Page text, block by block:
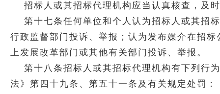
招标人或其招标代理机构应当认真核查，及
第十七条任何单位和个人认为招标人或其招
行政监督部门投诉、举报；认为发布媒介在招
上发展改革部门或其他有关部门投诉、举报。
第十八条招标人或其招标代理机构有下列行
法》第四十九条、第五十一条及有关规定处罚：